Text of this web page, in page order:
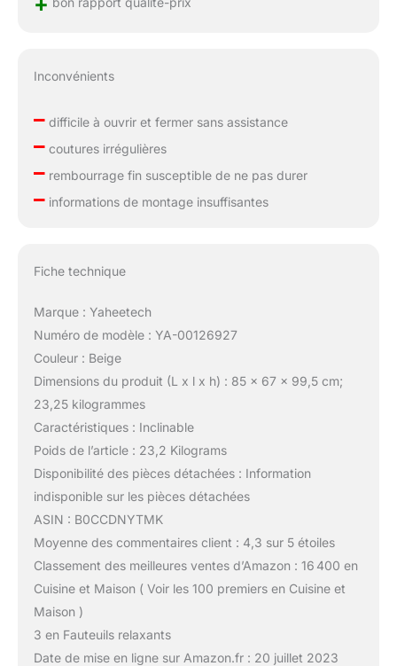
Inconvénients
–difficile à ouvrir et fermer sans assistance
–coutures irrégulières
–rembourrage fin susceptible de ne pas durer
–informations de montage insuffisantes
Fiche technique
Marque : Yaheetech
Numéro de modèle : YA-00126927
Couleur : Beige
Dimensions du produit (L x l x h) : 85 x 67 x 99,5 cm;
23,25 kilogrammes
Caractéristiques : Inclinable
Poids de l’article : 23,2 Kilograms
Disponibilité des pièces détachées : Information
indisponible sur les pièces détachées
ASIN : B0CCDNYTMK
Moyenne des commentaires client : 4,3 sur 5 étoiles
Classement des meilleures ventes d’Amazon : 16 400 en
Cuisine et Maison ( Voir les 100 premiers en Cuisine et
Maison )
3 en Fauteuils relaxants
Date de mise en ligne sur Amazon.fr : 20 juillet 2023